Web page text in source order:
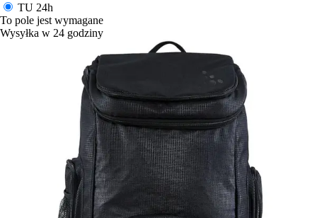
TU 24h
To pole jest wymagane
Wysyłka w 24 godziny